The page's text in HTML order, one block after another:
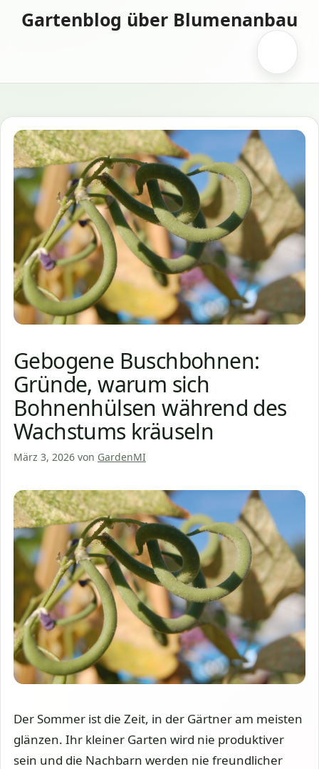
InhaltGartenblog über Blumenanbau
Gebogene Buschbohnen:
Gründe, warum sich
Bohnenhülsen während des
Wachstums kräuseln
März 3, 2026 von GardenMI
Der Sommer ist die Zeit, in der Gärtner am meisten
glänzen. Ihr kleiner Garten wird nie produktiver
sein und die Nachbarn werden nie freundlicher